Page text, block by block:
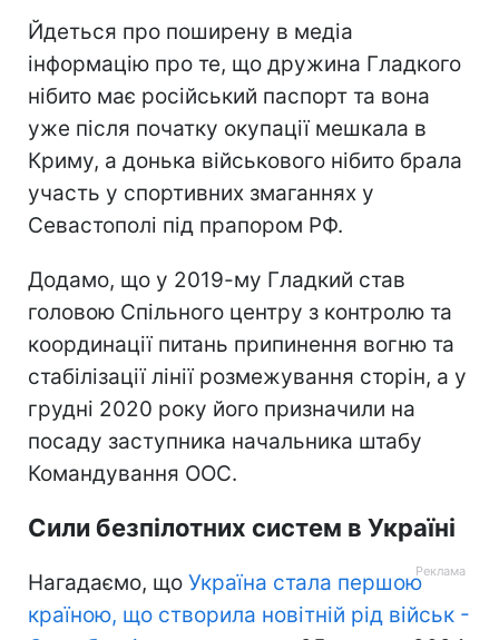
Йдеться про поширену в медіа
інформацію про те, що дружина Гладкого
нібито має російський паспорт та вона
уже після початку окупації мешкала в
Криму, а донька військового нібито брала
участь у спортивних змаганнях у
Севастополі під прапором РФ.
Додамо, що у 2019-му Гладкий став
головою Спільного центру з контролю та
координації питань припинення вогню та
стабілізації лінії розмежування сторін, а у
грудні 2020 року його призначили на
посаду заступника начальника штабу
Командування ООС.
Сили безпілотних систем в Україні
Нагадаємо, що Україна стала першою
країною, що створила новітній рід військ -